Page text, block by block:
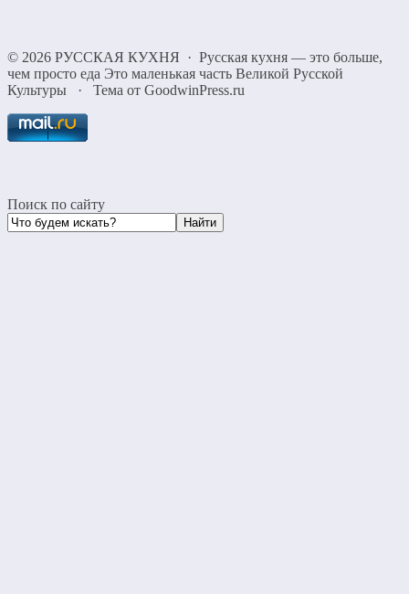
© 2026 РУССКАЯ КУХНЯ · Русская кухня — это больше,
чем просто еда Это маленькая часть Великой Русской
Культуры
· Тема от GoodwinPress.ru
Поиск по сайту